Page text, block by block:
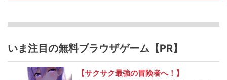
いま注目の無料ブラウザゲーム【PR】
【サクサク最強の冒険者へ！】